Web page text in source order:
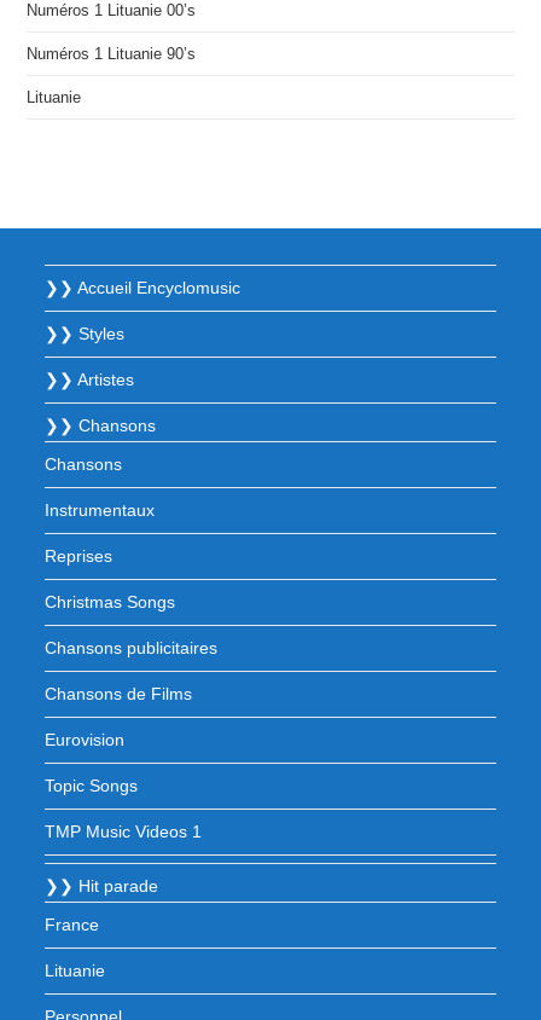
Numéros 1 Lituanie 00’s
Numéros 1 Lituanie 90’s
Lituanie
❯❯ Accueil Encyclomusic
❯❯ Styles
❯❯ Artistes
❯❯ Chansons
Chansons
Instrumentaux
Reprises
Christmas Songs
Chansons publicitaires
Chansons de Films
Eurovision
Topic Songs
TMP Music Videos 1
❯❯ Hit parade
France
Lituanie